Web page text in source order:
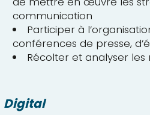
communication
Participer à
conférences de presse,
Récolter et analyser
Digital